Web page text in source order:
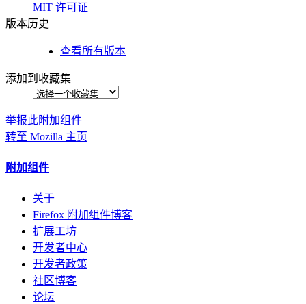
MIT 许可证
版本历史
查看所有版本
添加到收藏集
举报此附加组件
转至 Mozilla 主页
附加组件
关于
Firefox 附加组件博客
扩展工坊
开发者中心
开发者政策
社区博客
论坛